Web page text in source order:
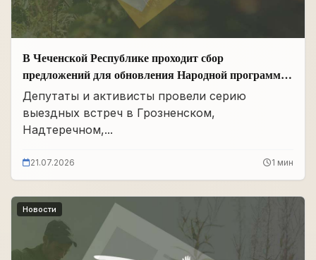
В Чеченской Республике проходит сбор
предложений для обновления Народной программы
в сфере АПК
Депутаты и активисты провели серию
выездных встреч в Грозненском,
Надтеречном,...
21.07.2026 1 мин
Новости